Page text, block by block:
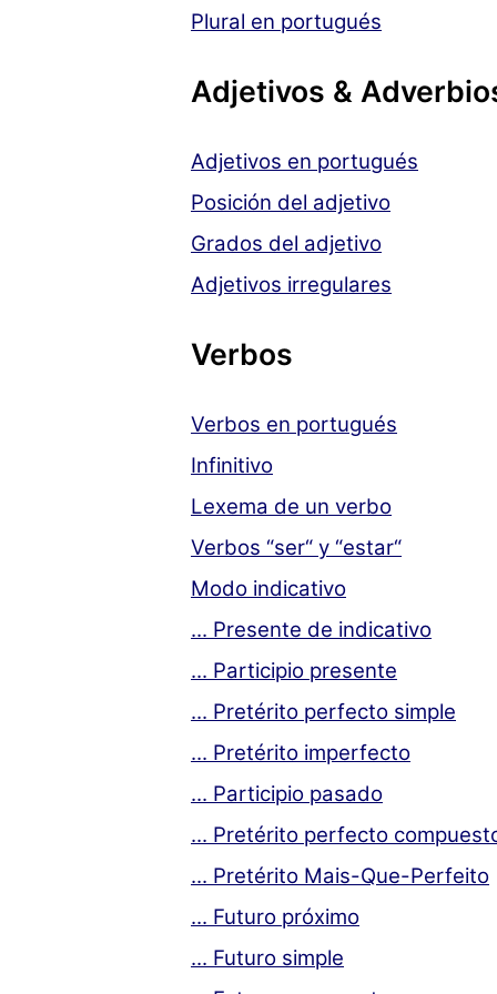
Plural en portugués
Adjetivos &
Adjetivos en portugués
Posición del adjetivo
Grados del adjetivo
Adjetivos irregulares
Verbos
Verbos en portugués
Infinitivo
Lexema de un verbo
Verbos “ser“ y “estar“
Modo indicativo
... Presente de indicativo
... Participio presente
... Pretérito perfecto simple
... Pretérito imperfecto
... Participio pasado
... Pretérito perfecto
... Pretérito Mais-Que-Perfeito
... Futuro próximo
... Futuro simple